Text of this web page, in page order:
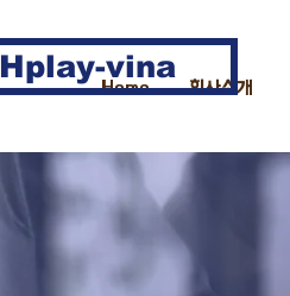
Hplay-vina
Home 회사소개